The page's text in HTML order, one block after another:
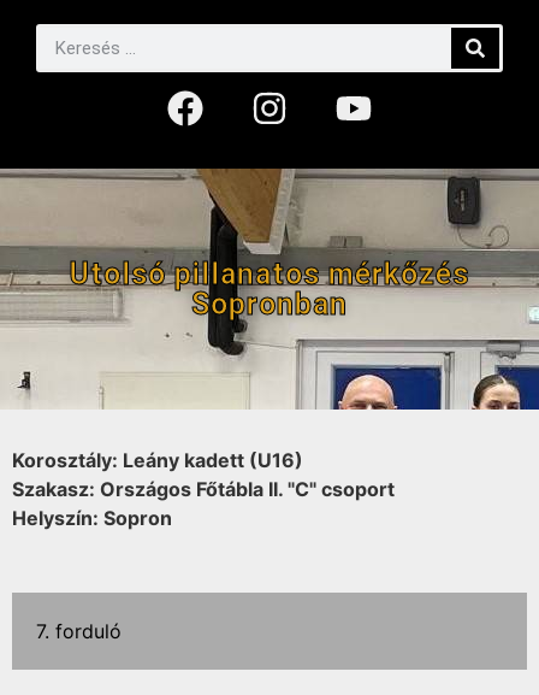
Utolsó pillanatos mérkőzés
Sopronban
Korosztály: Leány kadett (U16)
Szakasz: Országos Főtábla II. "C" csoport
Helyszín: Sopron
7. forduló